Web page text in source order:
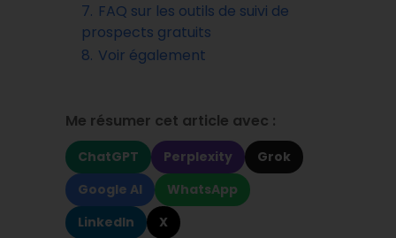
7. FAQ sur les outils de suivi de
prospects gratuits
8. Voir également
Me résumer cet article avec :
ChatGPT Perplexity
Grok
Google AI
WhatsApp
LinkedIn
X